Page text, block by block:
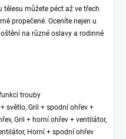
můžete péct až ve třech
propečené. Oceníte nejen u
na různé oslavy a rodinné
trouby
světlo, Gril + spodní ohřev +
Gril + horní ohřev + ventilátor,
Horní + spodní ohřev